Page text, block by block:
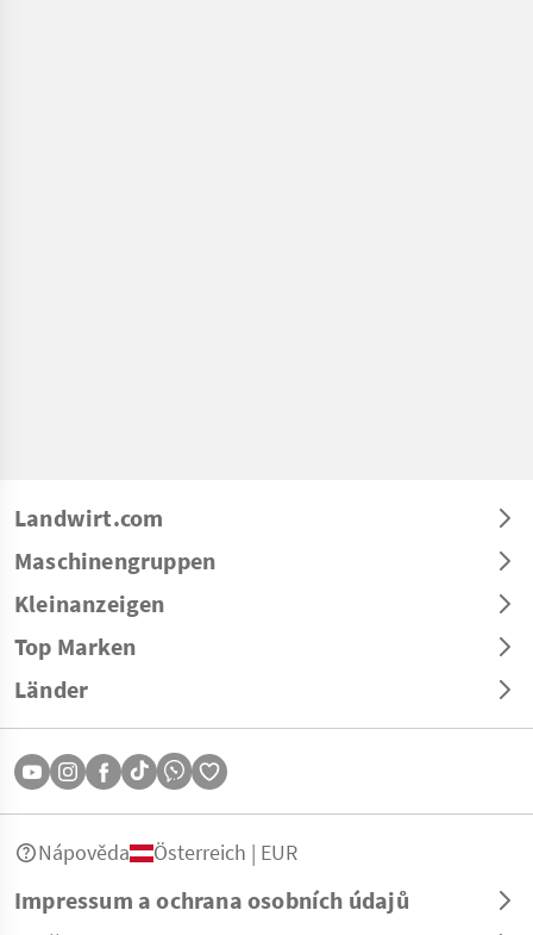
Landwirt.com
Maschinengruppen
Kleinanzeigen
Top Marken
Länder
Impressum a ochrana osobních údajů
Nápověda Österreich | EUR